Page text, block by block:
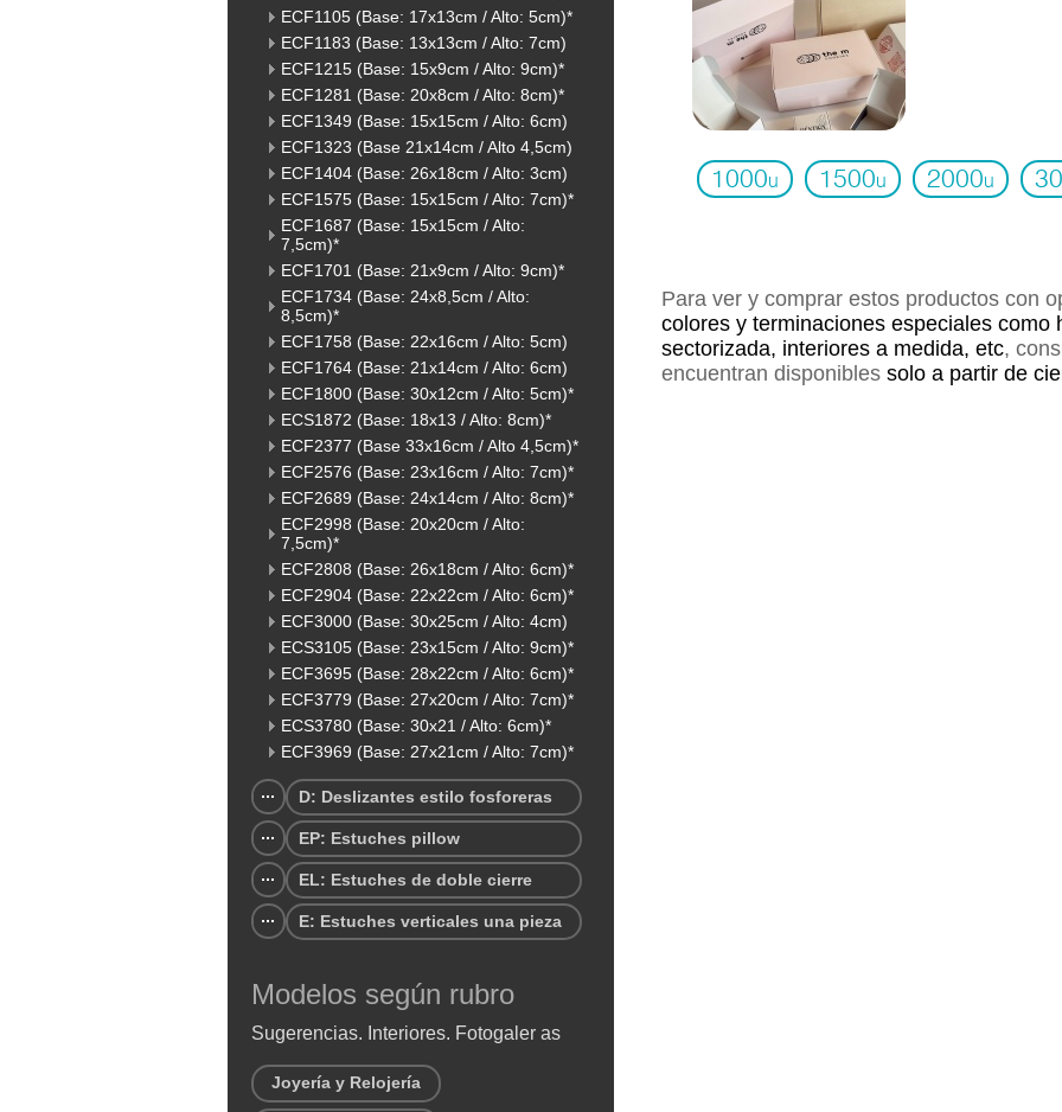
ECF1105 (Base: 17x13cm / Alto: 5cm)*
ECF1183 (Base: 13x13cm / Alto: 7cm)
ECF1215 (Base: 15x9cm / Alto: 9cm)*
ECF1281 (Base: 20x8cm / Alto: 8cm)*
ECF1349 (Base: 15x15cm / Alto: 6cm)
ECF1323 (Base 21x14cm / Alto 4,5cm)
ECF1404 (Base: 26x18cm / Alto: 3cm)
ECF1575 (Base: 15x15cm / Alto: 7cm)*
ECF1687 (Base: 15x15cm / Alto:
7,5cm)*
ECF1701 (Base: 21x9cm / Alto: 9cm)*
ECF1734 (Base: 24x8,5cm / Alto:
8,5cm)*
ECF1758 (Base: 22x16cm / Alto: 5cm)
ECF1764 (Base: 21x14cm / Alto: 6cm)
ECF1800 (Base: 30x12cm / Alto: 5cm)*
ECS1872 (Base: 18x13 / Alto: 8cm)*
ECF2377 (Base 33x16cm / Alto 4,5cm)*
ECF2576 (Base: 23x16cm / Alto: 7cm)*
ECF2689 (Base: 24x14cm / Alto: 8cm)*
ECF2998 (Base: 20x20cm / Alto:
7,5cm)*
ECF2808 (Base: 26x18cm / Alto: 6cm)*
ECF2904 (Base: 22x22cm / Alto: 6cm)*
ECF3000 (Base: 30x25cm / Alto: 4cm)
ECS3105 (Base: 23x15cm / Alto: 9cm)*
ECF3695 (Base: 28x22cm / Alto: 6cm)*
ECF3779 (Base: 27x20cm / Alto: 7cm)*
ECS3780 (Base: 30x21 / Alto: 6cm)*
ECF3969 (Base: 27x21cm / Alto: 7cm)*
D: Deslizantes estilo fosforeras
EP: Estuches pillow
EL: Estuches de doble cierre
E: Estuches verticales una pieza
Modelos según rubro
Sugerencias. Interiores. Fotogaler as
Joyería y Relojería
1000u 1500u 2000u
Para ver y comprar estos productos con
colores y terminaciones especiales como
sectorizada, interiores a medida, etc,
encuentran disponibles solo a partir de